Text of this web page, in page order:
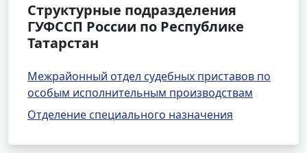
Структурные подразделения
ГУФССП России по Республике
Татарстан
Межрайонный отдел судебных приставов по
особым исполнительным производствам
Отделение специального назначения